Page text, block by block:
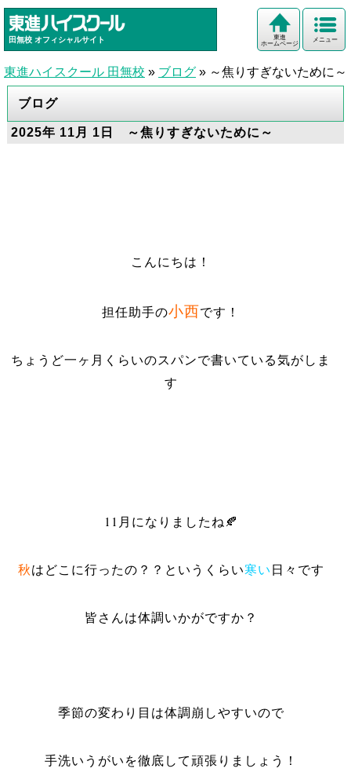
田無校 オフィシャルサイト メニュー
東進
ホームページ
東進ハイスクール 田無校 » ブログ » ～焦りすぎないために～
ブログ
2025年 11月 1日 ～焦りすぎないために～
こんにちは！
担任助手の小西です！
ちょうど一ヶ月くらいのスパンで書いている気がしま
す
11月になりましたね🍂
秋はどこに行ったの？？というくらい寒い日々です
皆さんは体調いかがですか？
季節の変わり目は体調崩しやすいので
手洗いうがいを徹底して頑張りましょう！